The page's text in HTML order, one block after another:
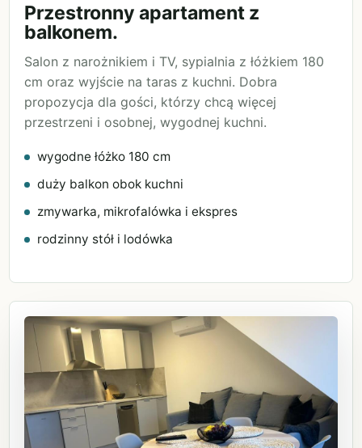
Przestronny apartament z
balkonem.
Salon z narożnikiem i TV, sypialnia z łóżkiem 180
cm oraz wyjście na taras z kuchni. Dobra
propozycja dla gości, którzy chcą więcej
przestrzeni i osobnej, wygodnej kuchni.
wygodne łóżko 180 cm
duży balkon obok kuchni
zmywarka, mikrofalówka i ekspres
rodzinny stół i lodówka